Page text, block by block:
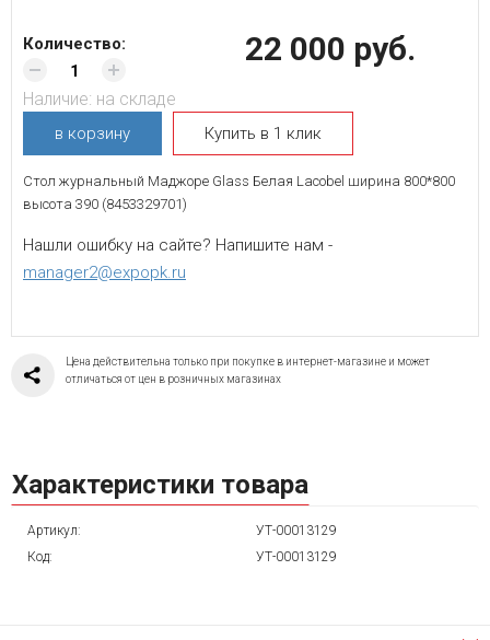
22 000 руб.
Количество:
Наличие: на складе
в корзину Купить в 1 клик
Стол журнальный Маджоре Glass Белая Lacobel ширина 800*800
высота 390 (8453329701)
Нашли ошибку на сайте? Напишите нам -
manager2@expopk.ru
Цена действительна только при покупке в интернет-магазине и может
отличаться от цен в розничных магазинах
Характеристики товара
Артикул:
УТ-00013129
Код:
УТ-00013129